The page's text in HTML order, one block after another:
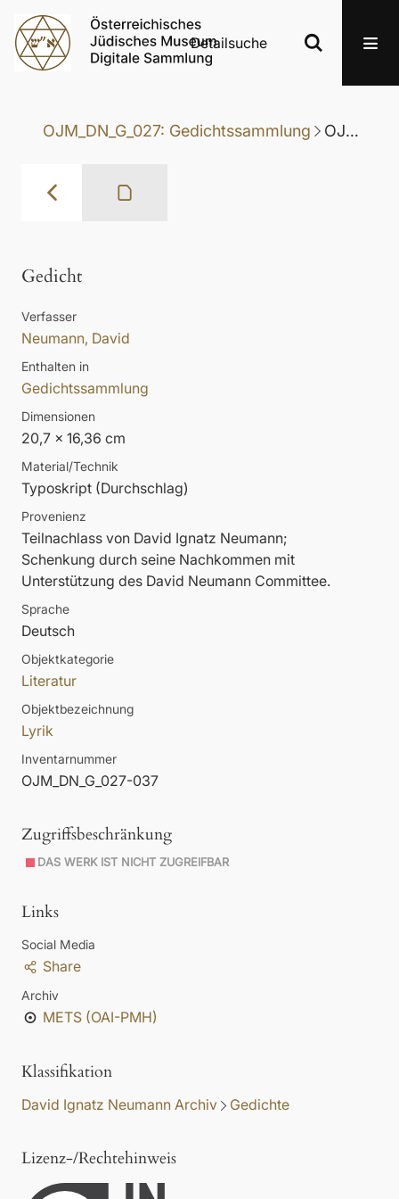
Detailsuche
OJM_DN_G_027: Gedichtssammlung OJM_DN_G_027-037: Gedicht
Gedicht
Verfasser
Neumann, David
Enthalten in
Gedichtssammlung
Dimensionen
20,7 x 16,36 cm
Material/Technik
Typoskript (Durchschlag)
Provenienz
Teilnachlass von David Ignatz Neumann;
Schenkung durch seine Nachkommen mit
Unterstützung des David Neumann Committee.
Sprache
Deutsch
Objektkategorie
Literatur
Objektbezeichnung
Lyrik
Inventarnummer
OJM_DN_G_027-037
Zugriffsbeschränkung
DAS WERK IST NICHT ZUGREIFBAR
Links
Social Media
Share
Archiv
METS (OAI-PMH)
Klassifikation
David Ignatz Neumann Archiv Gedichte
Lizenz-/Rechtehinweis